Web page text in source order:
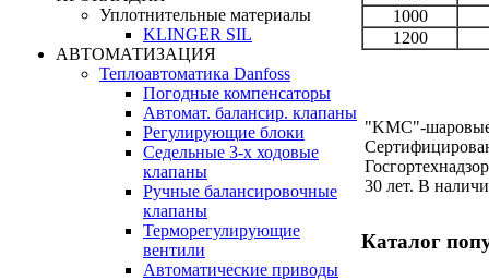
Уплотнительные материалы
KLINGER SIL
АВТОМАТИЗАЦИЯ
Теплоавтоматика Danfoss
Погодные компенсаторы
Автомат. балансир. клапаны
Регулирующие блоки
Седельные 3-х ходовые
клапаны
Ручные балансировочные
клапаны
Терморегулирующие
вентили
Автоматические приводы
1000
1200
"KMC"-
30 лет. В
Каталог